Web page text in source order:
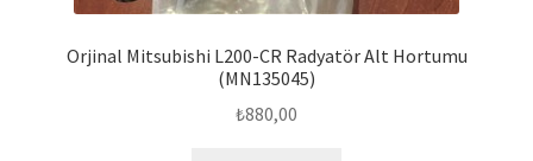
Orjinal Mitsubishi L200-CR Radyatör Alt Hortumu
(MN135045)
₺880,00